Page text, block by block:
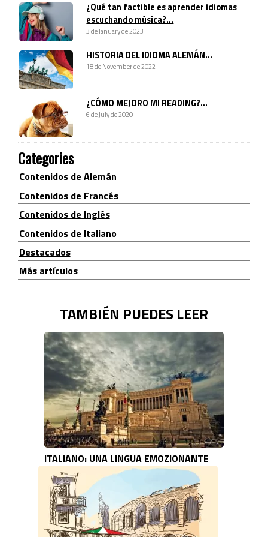
¿Qué tan factible es aprender idiomas
escuchando música?...
3 de January de 2023
HISTORIA DEL IDIOMA ALEMÁN...
18 de November de 2022
¿CÓMO MEJORO MI READING?...
6 de July de 2020
Categories
Contenidos de Alemán
Contenidos de Francés
Contenidos de Inglés
Contenidos de Italiano
Destacados
Más artículos
TAMBIÉN PUEDES LEER
ITALIANO: UNA LINGUA EMOZIONANTE